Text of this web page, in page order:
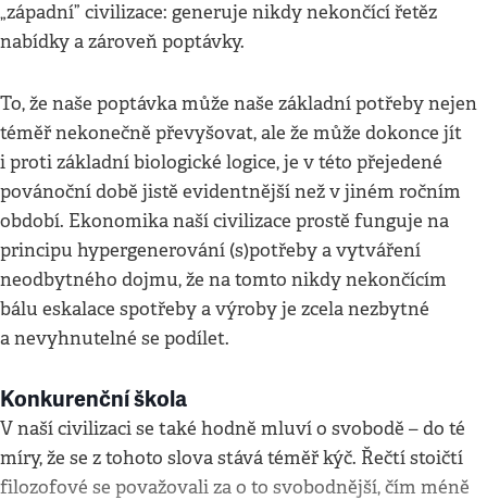
„západní” civilizace: generuje nikdy nekončící řetěz
nabídky a zároveň poptávky.
To, že naše poptávka může naše základní potřeby nejen
téměř nekonečně převyšovat, ale že může dokonce jít
i proti základní biologické logice, je v této přejedené
povánoční době jistě evidentnější než v jiném ročním
období. Ekonomika naší civilizace prostě funguje na
principu hypergenerování (s)potřeby a vytváření
neodbytného dojmu, že na tomto nikdy nekončícím
bálu eskalace spotřeby a výroby je zcela nezbytné
a nevyhnutelné se podílet.
Konkurenční škola
V naší civilizaci se také hodně mluví o svobodě – do té
míry, že se z tohoto slova stává téměř kýč. Řečtí stoičtí
filozofové se považovali za o to svobodnější, čím méně